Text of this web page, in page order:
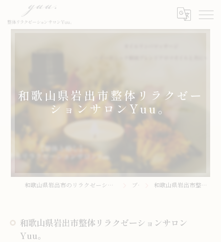
和歌山県岩出市整体リラクゼー
ションサロンYuu。
和歌山県岩出市のリラクゼーションサロンなら整体リラクゼーションサロンYuu。 ブログ 和歌山県岩出市整体リラクゼーションサロンYuu。
和歌山県岩出市整体リラクゼーションサロン
Yuu。